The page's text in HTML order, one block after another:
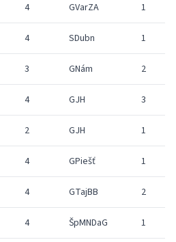
4 GVarZA 1
4 SDubn 1
3 GNám 2
4 GJH 3
2 GJH 1
4 GPiešť 1
4 GTajBB 2
4 ŠpMNDaG 1